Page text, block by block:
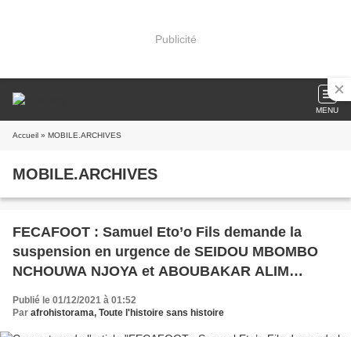
Publicité
MENU
Accueil » MOBILE.ARCHIVES
MOBILE.ARCHIVES
FECAFOOT : Samuel Eto’o Fils demande la
suspension en urgence de SEIDOU MBOMBO
NCHOUWA NJOYA et ABOUBAKAR ALIM
KONATE de la FECAFOOT pour corruption.
Publié le 01/12/2021 à 01:52
Par afrohistorama, Toute l'histoire sans histoire